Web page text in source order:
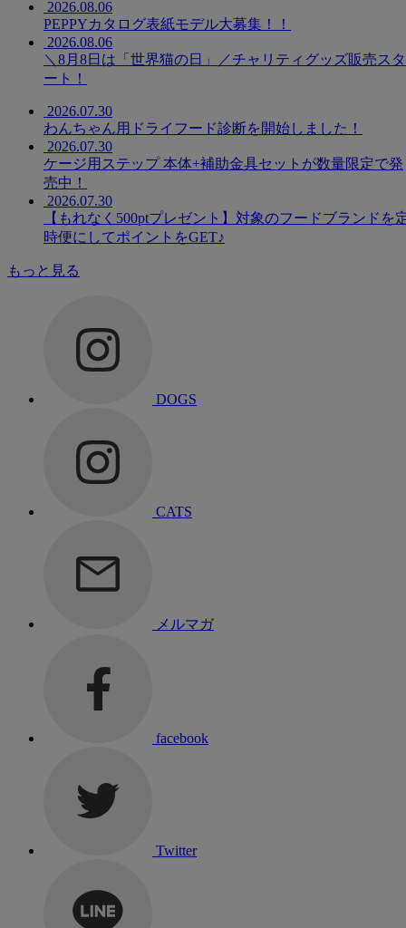
2026.08.06
PEPPYカタログ表紙モデル大募集！！
2026.08.06
＼8月8日は「世界猫の日」／チャリティグッズ販売スタ
ート！
2026.07.30
わんちゃん用ドライフード診断を開始しました！
2026.07.30
ケージ用ステップ 本体+補助金具セットが数量限定で発
売中！
2026.07.30
【もれなく500ptプレゼント】対象のフードブランドを
時便にしてポイントをGET♪
もっと見る
DOGS
CATS
メルマガ
facebook
Twitter